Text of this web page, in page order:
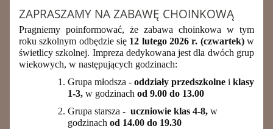
ZAPRASZAMY NA ZABAWĘ CHOINKOWĄ
Pragniemy poinformować, że zabawa choinkowa w tym
roku szkolnym odbędzie się 12 lutego 2026 r. (czwartek) w
świetlicy szkolnej. Impreza dedykowana jest dla dwóch grup
wiekowych, w następujących godzinach:
Grupa młodsza - oddziały przedszkolne i klasy
1-3, w godzinach od 9.00 do 13.00
Grupa starsza - uczniowie klas 4-8, w
godzinach od 14.00 do 19.30